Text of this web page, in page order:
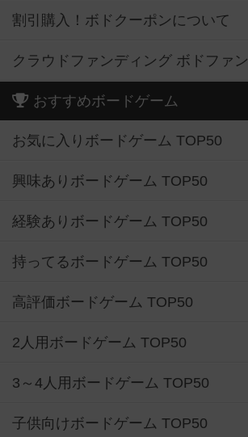
割引購入！ボドクーポンについて
クラウドファンディング ボドファン
おすすめボードゲーム
お気に入りボードゲーム TOP50
興味ありボードゲーム TOP50
経験ありボードゲーム TOP50
持ってるボードゲーム TOP50
高評価ボードゲーム TOP50
2人用ボードゲーム TOP50
3～4人用ボードゲーム TOP50
子供向けボードゲーム TOP50